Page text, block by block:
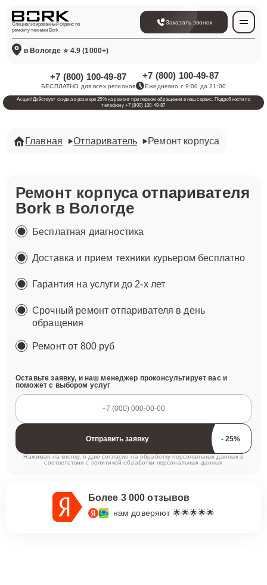
Специализированный сервис по
ремонту техники Bork
Заказать звонок
в Вологде ⭐ 4.9 (1000+)
+7 (800) 100-49-87
БЕСПЛАТНО для всех регионов
+7 (800) 100-49-87
Ежедневно с 9:00 до 21:00
Акция! Действует скидка в размере 25% на ремонт при первом обращении в наш сервис. Подробности по
телефону +7 (800) 100-49-87
Главная Отпариватель Ремонт корпуса
Ремонт корпуса отпаривателя
Borkв Вологде
Бесплатная диагностика
Доставка и прием техники курьером бесплатно
Гарантия на услуги до 2-х лет
Срочный ремонт отпаривателя в день
обращения
Ремонтот 800 руб
Оставьте заявку, и наш менеджер проконсультирует вас и
поможет с выбором услуг
Отправить заявку
Нажимая на кнопку, я даю согласие на обработку персональных данных в
соответствии с политикой обработки персональных данных
Более 3 000 отзывов
нам доверяют 🌟🌟🌟🌟🌟